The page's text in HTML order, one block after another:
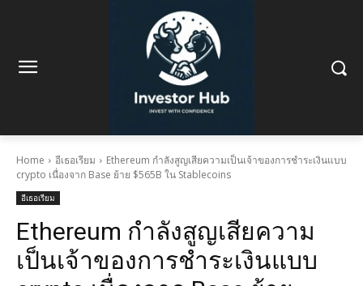
Home อีเธอเรียม
Ethereum กำลังสูญเสียความเป็นเจ้าของการชำระเงินแบบ
crypto เนื่องจาก Base ย้าย $565B ใน Stablecoins
อีเธอเรียม
Ethereum กำลังสูญเสียความ
เป็นเจ้าของการชำระเงินแบบ